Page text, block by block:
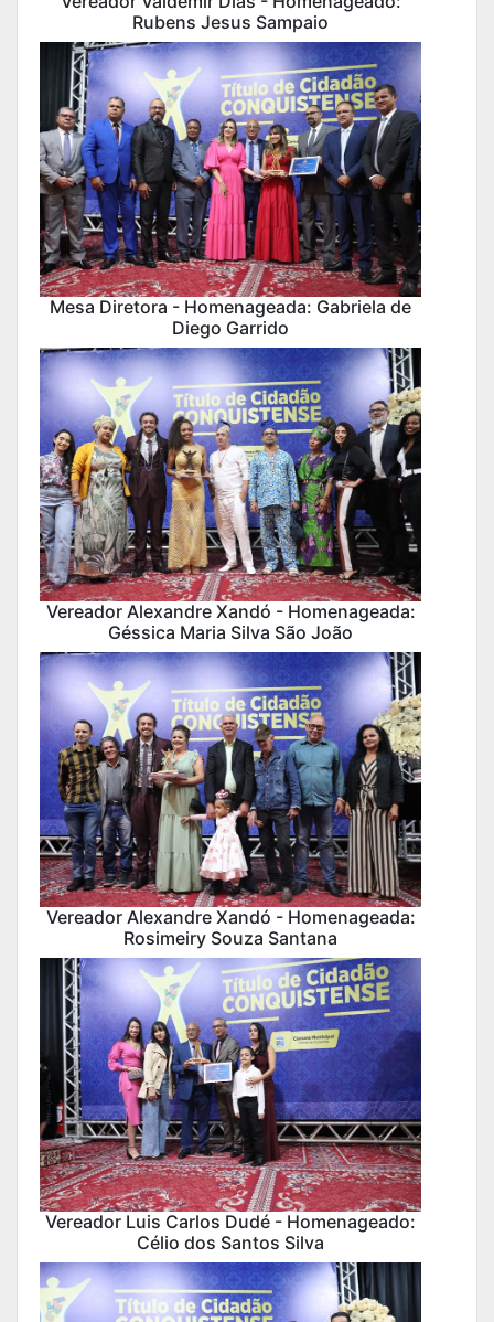
Rubens Jesus Sampaio
Mesa Diretora - Homenageada: Gabriela de
Diego Garrido
Vereador Alexandre Xandó - Homenageada:
Géssica Maria Silva São João
Vereador Alexandre Xandó - Homenageada:
Rosimeiry Souza Santana
Vereador Luis Carlos Dudé - Homenageado:
Célio dos Santos Silva